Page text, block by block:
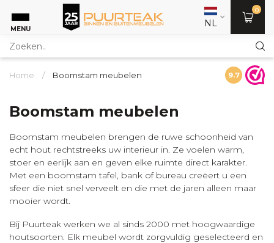
MENU NL
0
Home / Boomstam meubelen 9.7
Boomstam meubelen
Boomstam meubelen brengen de ruwe schoonheid van
echt hout rechtstreeks uw interieur in. Ze voelen warm,
stoer en eerlijk aan en geven elke ruimte direct karakter.
Met een boomstam tafel, bank of bureau creëert u een
sfeer die niet snel verveelt en die met de jaren alleen maar
mooier wordt.
Bij Puurteak werken we al sinds 2000 met hoogwaardige
houtsoorten. Elk meubel wordt zorgvuldig geselecteerd en